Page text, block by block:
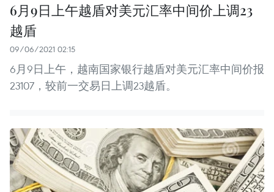
6月9日上午越盾对美元汇率中间价上调23
越盾
09/06/2021 02:15
6月9日上午，越南国家银行越盾对美元汇率中间价报
23107，较前一交易日上调23越盾。